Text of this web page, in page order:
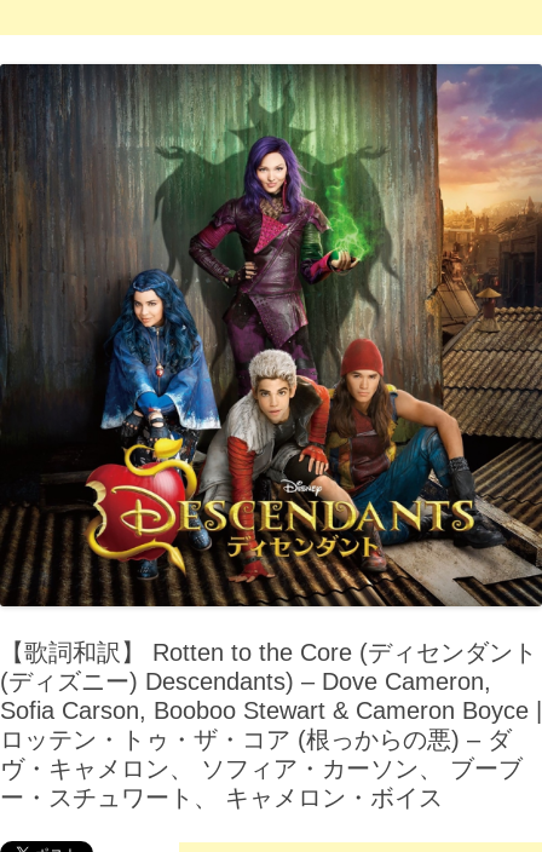
【歌詞和訳】 Rotten to the Core (ディセンダント
(ディズニー) Descendants) – Dove Cameron,
Sofia Carson, Booboo Stewart & Cameron Boyce |
ロッテン・トゥ・ザ・コア (根っからの悪) – ダ
ヴ・キャメロン、 ソフィア・カーソン、 ブーブ
ー・スチュワート、 キャメロン・ボイス